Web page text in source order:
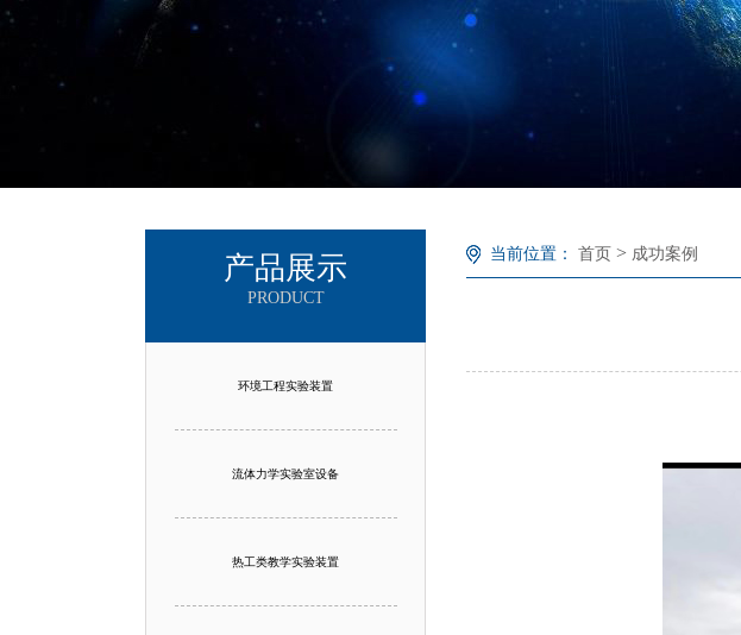
产品展示
PRODUCT
环境工程实验装置
流体力学实验室设备
热工类教学实验装置
当前位置： 首页 > 成功案例